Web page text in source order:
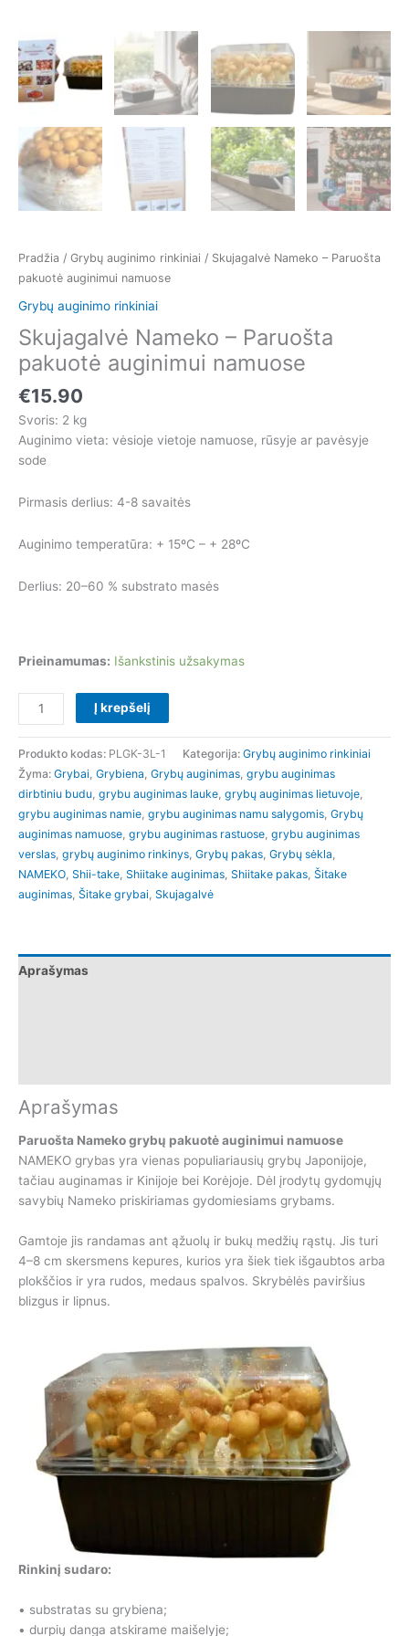
Pradžia / Grybų auginimo rinkiniai / Skujagalvė Nameko – Paruošta
pakuotė auginimui namuose
Grybų auginimo rinkiniai
Skujagalvė Nameko – Paruošta
pakuotė auginimui namuose
€15.90
Svoris: 2 kg
Auginimo vieta: vėsioje vietoje namuose, rūsyje ar pavėsyje
sode
Pirmasis derlius: 4-8 savaitės
Auginimo temperatūra: + 15ºC – + 28ºC
Derlius: 20–60 % substrato masės
Prieinamumas: Išankstinis užsakymas
Į krepšelį
Produkto kodas: PLGK-3L-1 Kategorija: Grybų auginimo rinkiniai
Žyma: Grybai Grybiena Grybų auginimas grybu auginimas
dirbtiniu budu grybu auginimas lauke grybų auginimas lietuvoje
grybu auginimas namie grybu auginimas namu salygomis Grybų
auginimas namuose grybu auginimas rastuose grybu auginimas
verslas grybų auginimo rinkinys Grybų pakas Grybų sėkla
NAMEKO Shii-take Shiitake auginimas Shiitake pakas Šitake
auginimas Šitake grybai Skujagalvė
Aprašymas
Aprašymas
Paruošta Nameko grybų pakuotė auginimui namuose
NAMEKO grybas yra vienas populiariausių grybų Japonijoje,
tačiau auginamas ir Kinijoje bei Korėjoje. Dėl įrodytų gydomųjų
savybių Nameko priskiriamas gydomiesiams grybams.
Gamtoje jis randamas ant ąžuolų ir bukų medžių rąstų. Jis turi
4–8 cm skersmens kepures, kurios yra šiek tiek išgaubtos arba
plokščios ir yra rudos, medaus spalvos. Skrybėlės paviršius
blizgus ir lipnus.
Rinkinį sudaro:
• substratas su grybiena;
• durpių danga atskirame maišelyje;